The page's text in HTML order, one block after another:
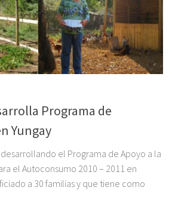
Programa de
Yungay
el Programa de Apoyo a la
el Autoconsumo 2010 – 2011 en
a 30 familias y que tiene como